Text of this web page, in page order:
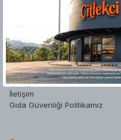
Yatırımcı İlişkileri
Mağazalar
Blog
Hesap Silme Formu
İş Başvuru Formu
İletişim
Gıda Güvenliği Politikamız